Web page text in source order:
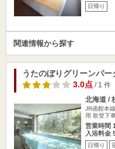
日帰り
関連情報から探す
うたのぼりグリーンパー
3.0点/ 1 件
北海道 /
JR函館本
用 歌登下
営業時間
入浴料金
日帰り